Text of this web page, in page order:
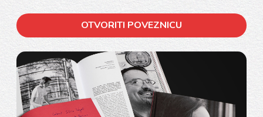
OTVORITI POVEZNICU